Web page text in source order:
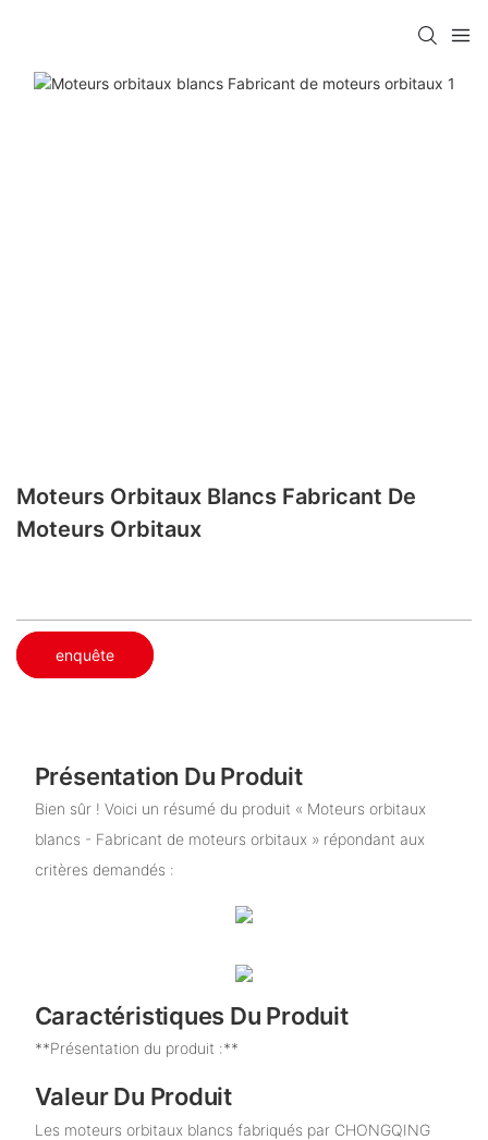
Moteurs Orbitaux Blancs Fabricant De
Moteurs Orbitaux
enquête
Présentation Du Produit
Bien sûr ! Voici un résumé du produit « Moteurs orbitaux
blancs - Fabricant de moteurs orbitaux » répondant aux
critères demandés :
Caractéristiques Du Produit
**Présentation du produit :**
Valeur Du Produit
Les moteurs orbitaux blancs fabriqués par CHONGQING